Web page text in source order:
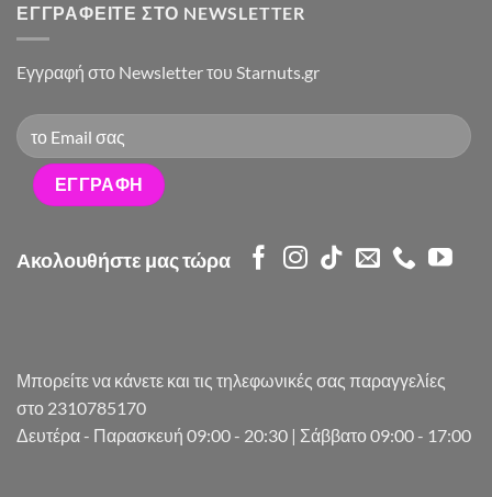
ΕΓΓΡΑΦΕΊΤΕ ΣΤΟ NEWSLETTER
Eγγραφή στο Newsletter του Starnuts.gr
Ακολουθήστε μας τώρα
Μπορείτε να κάνετε και τις τηλεφωνικές σας παραγγελίες
στο 2310785170
Δευτέρα - Παρασκευή 09:00 - 20:30 | Σάββατο 09:00 - 17:00